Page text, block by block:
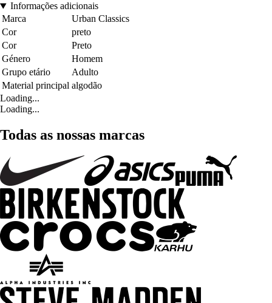
Informações adicionais
Marca
Urban Classics
Cor
preto
Cor
Preto
Género
Homem
Grupo etário
Adulto
Material principal algodão
Loading...
Loading...
Todas as nossas marcas